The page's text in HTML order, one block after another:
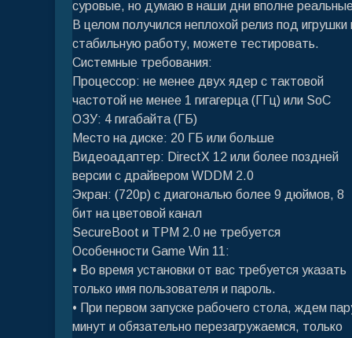
суровые, но думаю в наши дни вполне
В целом получился неплохой релиз под игрушки
стабильную работу, можете тестировать.
Системные требования:
Процессор: не менее двух ядер с тактовой
частотой не менее 1 гигагерца (ГГц) или SoC
ОЗУ: 4 гигабайта (ГБ)
Место на диске: 20 ГБ или больше
Видеоадаптер: DirectX 12 или более поздней
версии с драйвером WDDM 2.0
Экран: (720p) с диагональю более 9 дюймов, 8
бит на цветовой канал
SecureBoot и TPM 2.0 не требуется
Особенности Game Win 11:
• Во время установки от вас требуется указать
только имя пользователя и пароль.
• При первом запуске рабочего стола, ждем
минут и обязательно перезагружаемся, только